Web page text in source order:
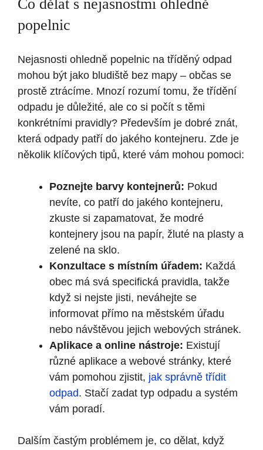
Co dělat s nejasnostmi ohledně
popelnic
Nejasnosti ohledně popelnic na tříděný odpad
mohou být jako bludiště bez mapy – občas se
prostě ztrácíme. Mnozí rozumí tomu, že třídění
odpadu je důležité, ale co si počít s těmi
konkrétními pravidly? Především je dobré znát,
která odpady patří do jakého kontejneru. Zde je
několik klíčových tipů, které vám mohou pomoci:
Poznejte barvy kontejnerů: Pokud
nevíte, co patří do jakého kontejneru,
zkuste si zapamatovat, že modré
kontejnery jsou na papír, žluté na plasty a
zelené na sklo.
Konzultace s místním úřadem: Každá
obec má svá specifická pravidla, takže
když si nejste jisti, neváhejte se
informovat přímo na městském úřadu
nebo návštěvou jejich webových stránek.
Aplikace a online nástroje: Existují
různé aplikace a webové stránky, které
vám pomohou zjistit, jak správně třídit
odpad. Stačí zadat typ odpadu a systém
vám poradí.
Dalším častým problémem je, co dělat, když